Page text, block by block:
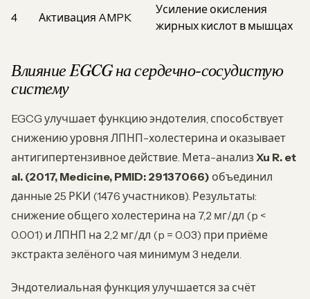
4 Активация AMPK
Усиление окисления
жирных кислот в мышцах
Влияние EGCG на сердечно-сосудистую
систему
EGCG улучшает функцию эндотелия, способствует
снижению уровня ЛПНП-холестерина и оказывает
антигипертензивное действие. Мета-анализ Xu R. et
al. (2017, Medicine, PMID: 29137066) объединил
данные 25 РКИ (1476 участников). Результаты:
снижение общего холестерина на 7,2 мг/дл (p <
0.001) и ЛПНП на 2,2 мг/дл (p = 0.03) при приёме
экстракта зелёного чая минимум 3 недели.
Эндотелиальная функция улучшается за счёт